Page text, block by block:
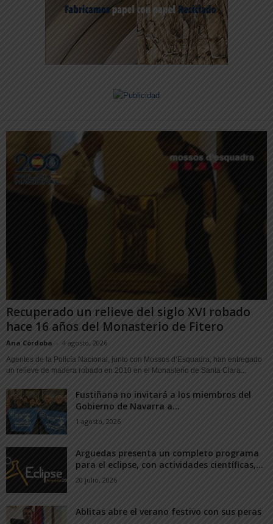
Recuperado un relieve del siglo XVI robado
hace 16 años del Monasterio de Fitero
Ana Córdoba - 4 agosto, 2026
Agentes de la Policía Nacional, junto con Mossos d’Esquadra, han entregado
un relieve de madera robado en 2010 en el Monasterio de Santa Clara...
Fustiñana no invitará a los miembros del
Gobierno de Navarra a...
1 agosto, 2026
Arguedas presenta un completo programa
para el eclipse, con actividades científicas,...
20 julio, 2026
Ablitas abre el verano festivo con sus peras